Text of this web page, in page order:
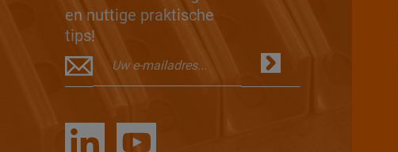
en nuttige praktische
tips!